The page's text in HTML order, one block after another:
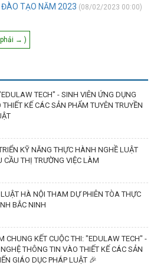
ĐÀO TẠO NĂM 2023 (08/02/2023 00:00)
→ )
TECH" - SINH VIÊN ỨNG DỤNG
KẾ CÁC SẢN PHẨM TUYÊN TRUYỀN
KỸ NĂNG THỰC HÀNH NGHỀ LUẬT
CẦU THỊ TRƯỜNG VIỆC LÀM
HÀ NỘI THAM DỰ PHIÊN TÒA THỰC
BẮC NINH
CHUNG KẾT CUỘC THI: "EDULAW TECH" -
THÔNG TIN VÀO THIẾT KẾ CÁC SẢN
GIÁO DỤC PHÁP LUẬT 🎉